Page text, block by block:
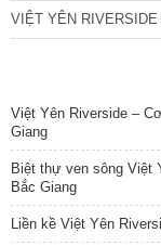
VIỆT YÊN
Việt Yên Riverside –
Giang
Biệt thự ven sông Việt
Bắc Giang
Liền kề Việt Yên